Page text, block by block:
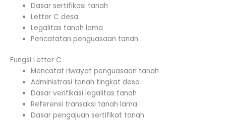
Dasar sertifikasi tanah
Letter C desa
Legalitas tanah lama
Pencatatan penguasaan tanah
Fungsi Letter C
Mencatat riwayat penguasaan tanah
Administrasi tanah tingkat desa
Dasar verifikasi legalitas tanah
Referensi transaksi tanah lama
Dasar pengajuan sertifikat tanah